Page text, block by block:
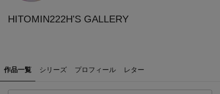
HITOMIN222H'S GALLERY
作品一覧 シリーズ プロフィール レター